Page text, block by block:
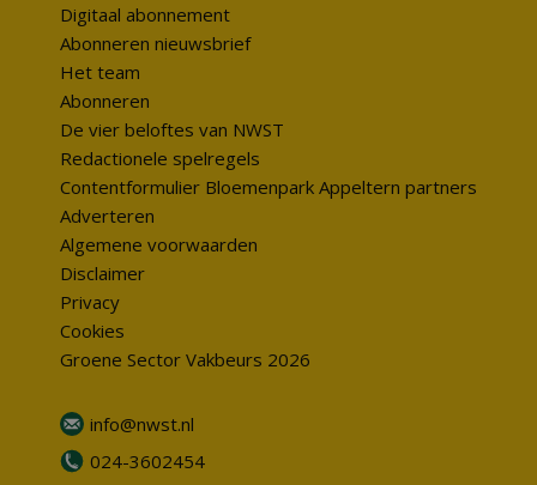
Digitaal abonnement
Abonneren nieuwsbrief
Het team
Abonneren
De vier beloftes van NWST
Redactionele spelregels
Contentformulier Bloemenpark Appeltern partners
Adverteren
Algemene voorwaarden
Disclaimer
Privacy
Cookies
Groene Sector Vakbeurs 2026
info@nwst.nl
024-3602454